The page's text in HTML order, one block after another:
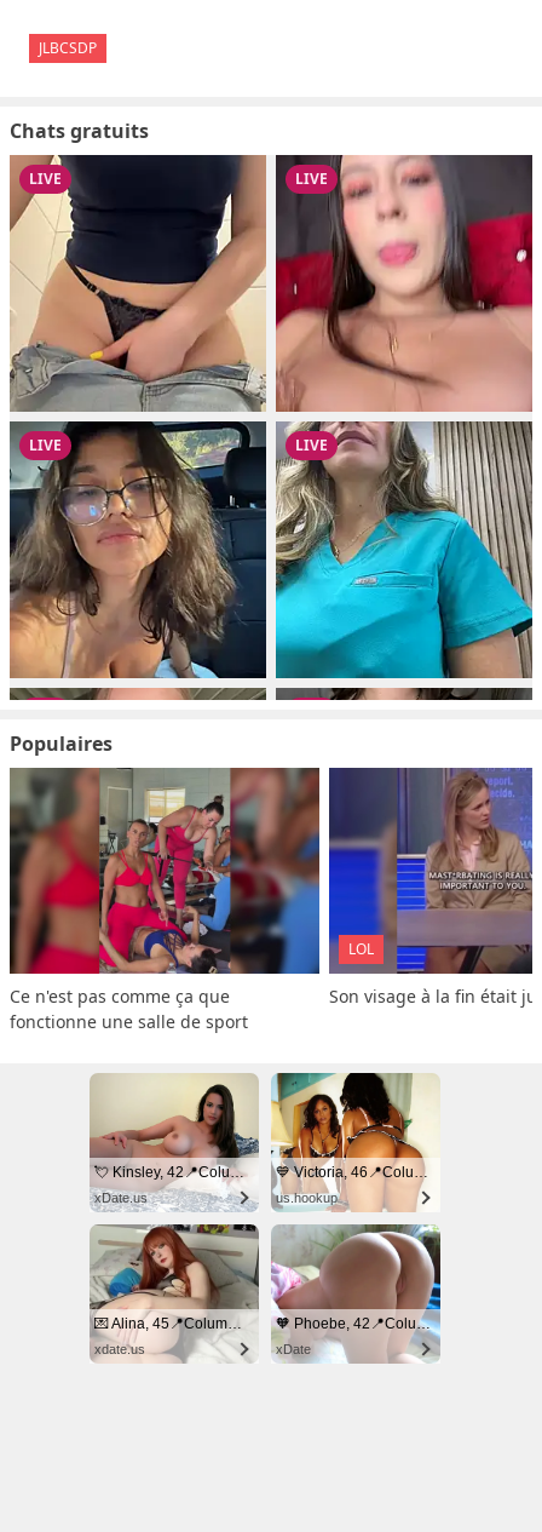
JLBCSDP
Chats gratuits
Populaires
Ce n'est pas comme ça que
fonctionne une salle de sport
LOL
Son visage à la fin était